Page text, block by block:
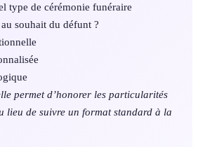
type de cérémonie funéraire
souhait du défunt ?
permet d’honorer les particularités
lieu de suivre un format standard à la